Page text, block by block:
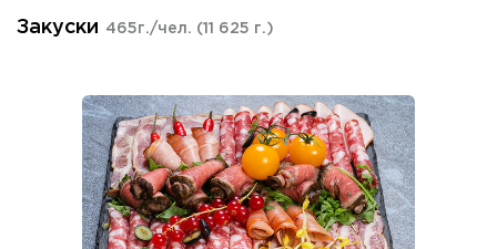
Закуски 465г./чел. (11 625 г.)